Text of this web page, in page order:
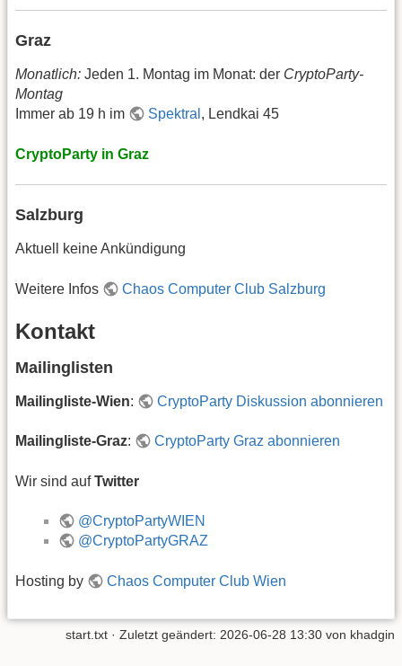
Graz
Monatlich: Jeden 1. Montag im Monat: der CryptoParty-
Montag
Immer ab 19 h im
Spektral , Lendkai 45
CryptoParty in Graz
Salzburg
Aktuell keine Ankündigung
Weitere Infos Chaos Computer Club Salzburg
Kontakt
Mailinglisten
Mailingliste-Wien: CryptoParty Diskussion abonnieren
Mailingliste-Graz: CryptoParty Graz abonnieren
Wir sind aufTwitter
@CryptoPartyWIEN
@CryptoPartyGRAZ
Hosting by Chaos Computer Club Wien
start.txt · Zuletzt geändert: 2026-06-28 13:30 von khadgin